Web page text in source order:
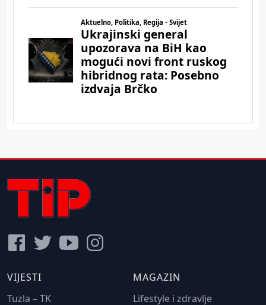
VIJESTI
Tuzla – TK
MAGAZIN
Lifestyle i zdravlje